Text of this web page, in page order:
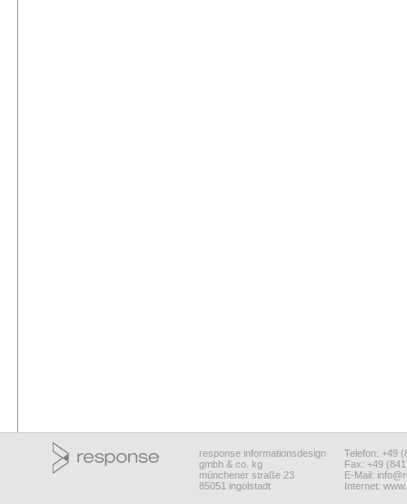
response informationsdesign
gmbh & co. kg
münchener straße 23
85051 ingolstadt
Telefon: +49
Fax: +49
E-Mail:
Internet: